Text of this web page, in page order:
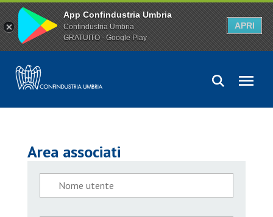
Area associati
App Confindustria Umbria
Confindustria Umbria
GRATUITO - Google Play
APRI